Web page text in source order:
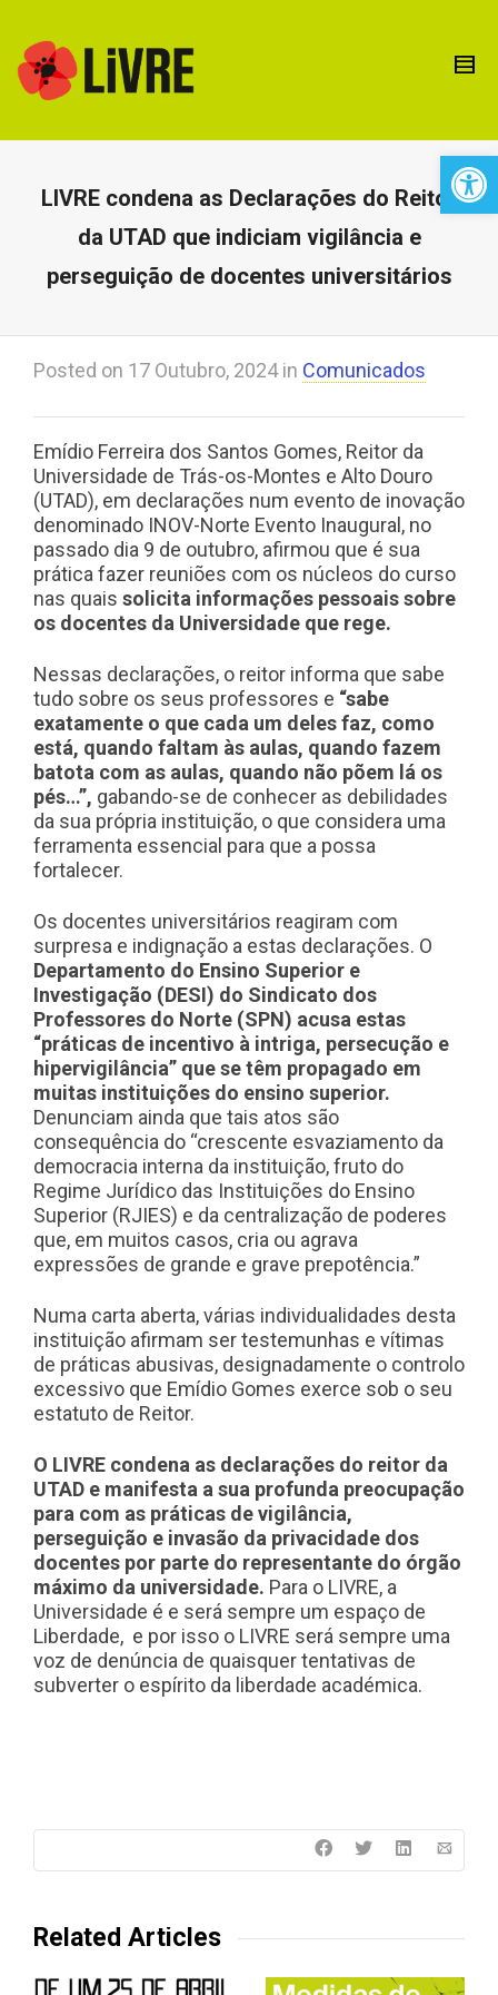
LIVRE condena as Declarações do Reitor
da UTAD que indiciam vigilância e
perseguição de docentes universitários
Posted on 17 Outubro, 2024in Comunicados
Emídio Ferreira dos Santos Gomes, Reitor da
Universidade de Trás-os-Montes e Alto Douro
(UTAD), em declarações num evento de inovação
denominado INOV-Norte Evento Inaugural, no
passado dia 9 de outubro, afirmou que é sua
prática fazer reuniões com os núcleos do curso
nas quais solicita informações pessoais sobre
os docentes da Universidade que rege.
Nessas declarações, o reitor informa que sabe
tudo sobre os seus professores e “sabe
exatamente o que cada um deles faz, como
está, quando faltam às aulas, quando fazem
batota com as aulas, quando não põem lá os
pés…”, gabando-se de conhecer as debilidades
da sua própria instituição, o que considera uma
ferramenta essencial para que a possa
fortalecer.
Os docentes universitários reagiram com
surpresa e indignação a estas declarações. O
Departamento do Ensino Superior e
Investigação (DESI) do Sindicato dos
Professores do Norte (SPN) acusa estas
“práticas de incentivo à intriga, persecução e
hipervigilância” que se têm propagado em
muitas instituições do ensino superior.
Denunciam ainda que tais atos são
consequência do “crescente esvaziamento da
democracia interna da instituição, fruto do
Regime Jurídico das Instituições do Ensino
Superior (RJIES) e da centralização de poderes
que, em muitos casos, cria ou agrava
expressões de grande e grave prepotência.”
Numa carta aberta, várias individualidades desta
instituição afirmam ser testemunhas e vítimas
de práticas abusivas, designadamente o controlo
excessivo que Emídio Gomes exerce sob o seu
estatuto de Reitor.
O LIVRE condena as declarações do reitor da
UTAD e manifesta a sua profunda preocupação
para com as práticas de vigilância,
perseguição e invasão da privacidade dos
docentes por parte do representante do órgão
máximo da universidade. Para o LIVRE, a
Universidade é e será sempre um espaço de
Liberdade, e por isso o LIVRE será sempre uma
voz de denúncia de quaisquer tentativas de
subverter o espírito da liberdade académica.
Related Articles